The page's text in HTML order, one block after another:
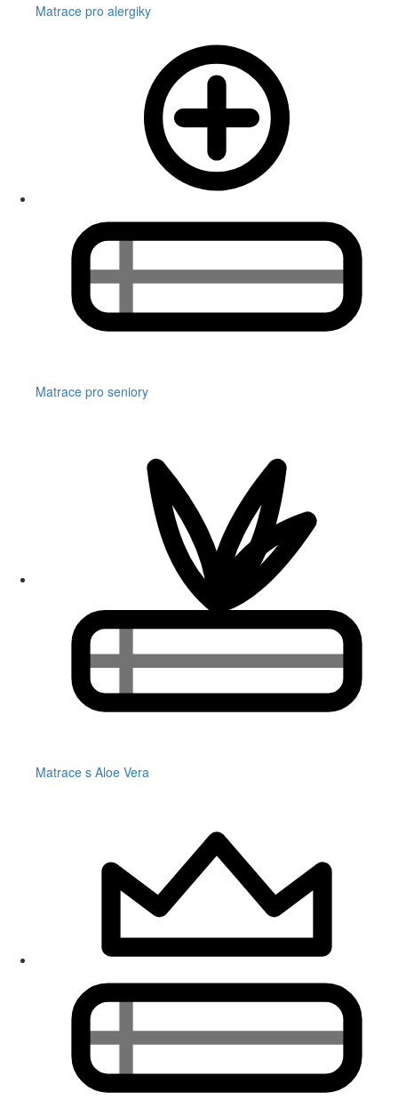
Matrace pro alergiky
Matrace pro seniory
Matrace s Aloe Vera